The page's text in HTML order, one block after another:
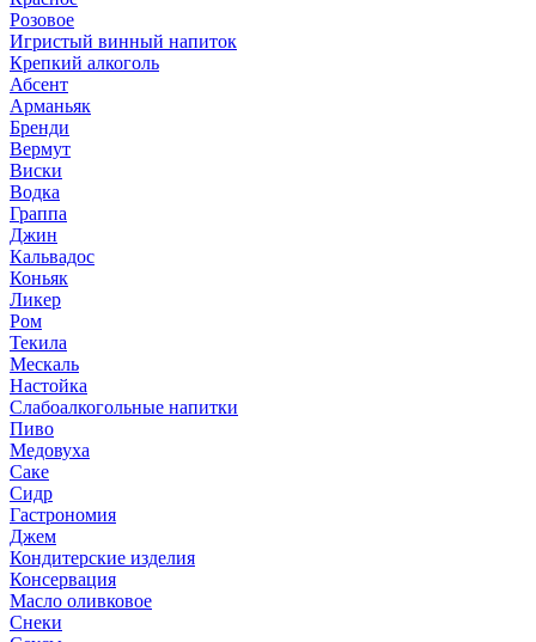
Розовое
Игристый винный напиток
Крепкий алкоголь
Абсент
Арманьяк
Бренди
Вермут
Виски
Водка
Граппа
Джин
Кальвадос
Коньяк
Ликер
Ром
Текила
Мескаль
Настойка
Слабоалкогольные напитки
Пиво
Медовуха
Саке
Сидр
Гастрономия
Джем
Кондитерские изделия
Консервация
Масло оливковое
Снеки